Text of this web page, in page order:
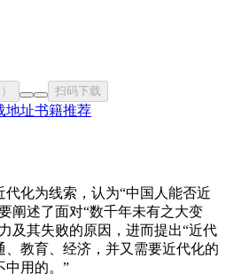
扫码下载
地址书籍推荐
代化为线索，认为“中国人能否近
阐述了面对“数千年未有之大变
及其失败的原因，进而提出“近代
教育、经济，并又需要近代化的
中用的。”